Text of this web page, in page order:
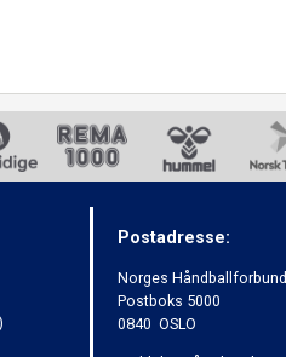
Postadresse:
Norges Håndballforbund
Postboks 5000
0840 OSLO